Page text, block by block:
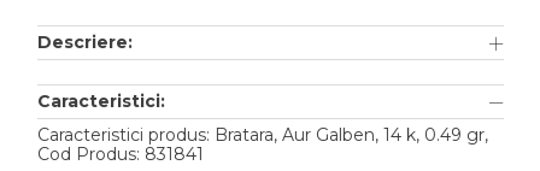
TIP METAL
Aur galben
Aur alb
Aur roz
Descriere:
Caracteristici:
Caracteristici produs: Bratara, Aur Galben, 14 k, 0.49 gr,
Cod Produs: 831841